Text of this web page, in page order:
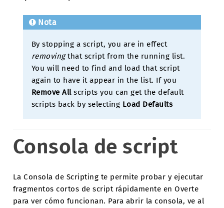
Nota
By stopping a script, you are in effect
removingthat script from the running list.
You will need to find and load that script
again to have it appear in the list. If you
Remove Allscripts you can get the default
scripts back by selecting Load Defaults
Consola de script
La Consola de Scripting te permite probar y ejecutar
fragmentos cortos de script rápidamente en Overte
para ver cómo funcionan. Para abrir la consola, ve al